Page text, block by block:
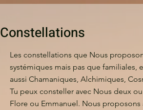
Constellations
Les constellations que Nous
systémiques mais pas que familiales,
aussi Chamaniques, Alchimiques,
Tu peux consteller avec Nous deux
Flore ou Emmanuel. Nous proposons